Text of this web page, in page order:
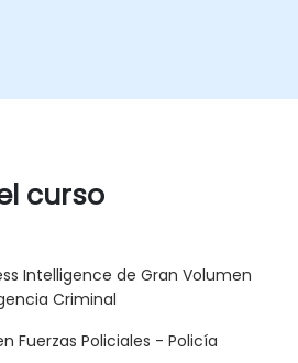
curso
Intelligence de Gran Volumen
Criminal
Fuerzas Policiales - Policía